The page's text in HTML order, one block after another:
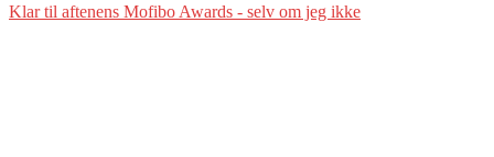
Klar til aftenens Mofibo Awards - selv om jeg ikke